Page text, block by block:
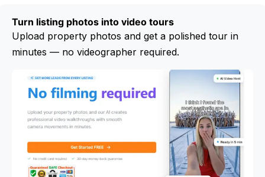
Turn listing photos into video tours
Upload property photos and get a polished tour in
minutes — no videographer required.